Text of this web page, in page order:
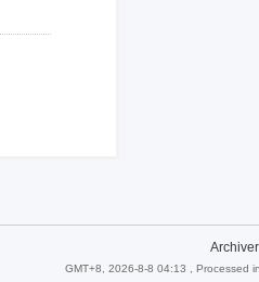
Archiver
GMT+8, 2026-8-8 04:13 , Processed